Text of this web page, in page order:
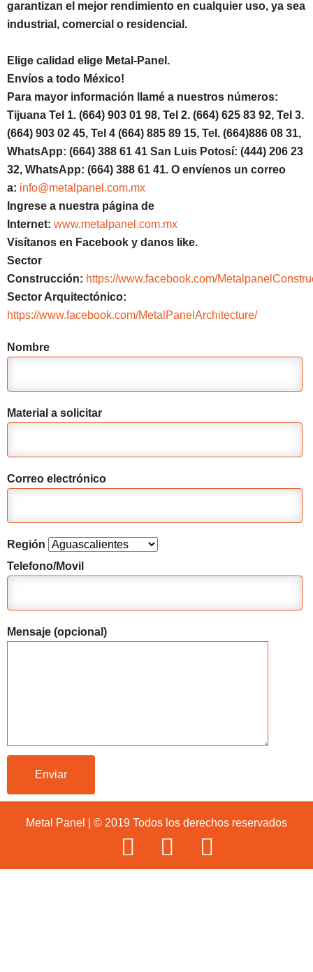
garantizan el mejor rendimiento en cualquier uso, ya sea
industrial, comercial o residencial.
Elige calidad elige Metal-Panel.
Envíos a todo México!
Para mayor información llamé a nuestros números:
Tijuana Tel 1. (664) 903 01 98, Tel 2. (664) 625 83 92, Tel 3.
(664) 903 02 45, Tel 4 (664) 885 89 15, Tel. (664)886 08 31,
WhatsApp: (664) 388 61 41 San Luis Potosí: (444) 206 23
32, WhatsApp: (664) 388 61 41. O envíenos un correo
a: info@metalpanel.com.mx
Ingrese a nuestra página de
Internet: www.metalpanel.com.mx
Visítanos en Facebook y danos like.
Sector
Construcción: https://www.facebook.com/
Sector Arquitectónico:
https://www.facebook.com/MetalPanelArchitecture/
Nombre
Material a solicitar
Correo electrónico
Región
Telefono/Movil
Mensaje (opcional)
Metal Panel | © 2019 Todos los derechos reservados